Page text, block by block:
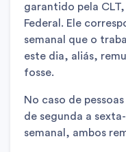
garantido pela
Federal. Ele
semanal que o
este dia, aliás,
fosse.
No caso de
de segunda a
semanal, ambos